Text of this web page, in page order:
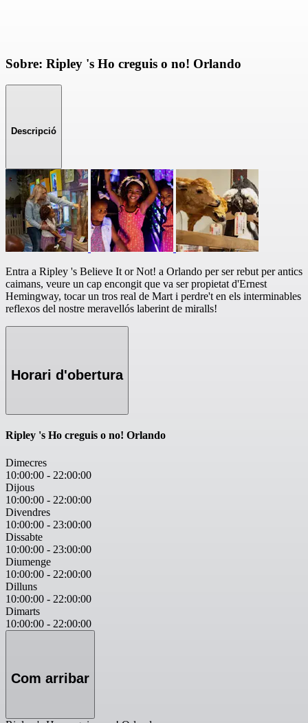
Sobre: Ripley 's Ho creguis o no! Orlando
Descripció
Entra a Ripley 's Believe It or Not! a Orlando per ser rebut per antics
caimans, veure un cap encongit que va ser propietat d'Ernest
Hemingway, tocar un tros real de Mart i perdre't en els interminables
reflexos del nostre meravellós laberint de miralls!
Horari d'obertura
Ripley 's Ho creguis o no! Orlando
Dimecres
10:00:00 - 22:00:00
Dijous
10:00:00 - 22:00:00
Divendres
10:00:00 - 23:00:00
Dissabte
10:00:00 - 23:00:00
Diumenge
10:00:00 - 22:00:00
Dilluns
10:00:00 - 22:00:00
Dimarts
10:00:00 - 22:00:00
Com arribar